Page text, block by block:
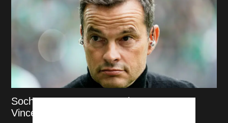
Sochaux - ASSE : Deux absents pour
Vincent Hognon mais une ferveur folle